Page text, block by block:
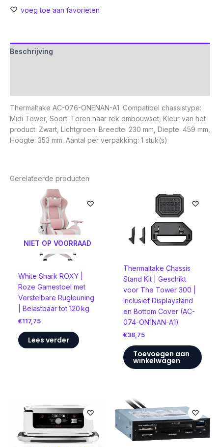
Bottom
ONENAN-
voeg toe aan favorieten
Beschrijving
Thermaltake AC-076-ONENAN-A1. Compatibel chassistype:
Midi Tower, Soort: Toren naar rek ombouwset, Kleur van het
product: Zwart, Lichtgroen. Breedte: 230 mm, Diepte: 459 mm,
Hoogte: 353 mm. Aantal per verpakking: 1 stuk(s)
Gerelateerde producten
NIET OP VOORRAAD
White Shark ROXY |
Roze Gamestoel met
Verstelbare Rugleuning
| Belastbaar tot 120 kg
€117,75
Lees verder
Thermaltake Chassis
Stand Kit | Geschikt
voor The Tower 300 |
Inclusief Displaystand
en Bottom Cover (AC-
074-ON1NAN-A1)
€38,75
Toevoegen aan
winkelwagen